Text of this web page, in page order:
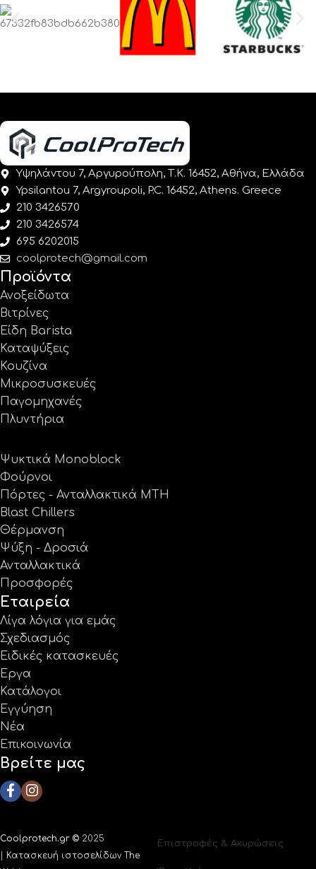
Υψηλάντου 7, Αργυρούπολη, Τ.Κ. 16452, Αθήνα, Ελλάδα
Ypsilantou 7, Argyroupoli, P.C. 16452, Athens. Greece
210 3426570
210 3426574
695 6202015
coolprotech@gmail.com
Προϊόντα
Ανοξείδωτα
Βιτρίνες
Είδη Barista
Καταψύξεις
Κουζίνα
Μικροσυσκευές
Παγομηχανές
Πλυντήρια
Ψυκτικά Monoblock
Φούρνοι
Πόρτες - Ανταλλακτικά MTH
Blast Chillers
Θέρμανση
Ψύξη - Δροσιά
Ανταλλακτικά
Προσφορές
Εταιρεία
Λίγα λόγια για εμάς
Σχεδιασμός
Ειδικές κατασκευές
Έργα
Κατάλογοι
Εγγύηση
Νέα
Επικοινωνία
Βρείτε μας
Coolprotech.gr © 2025
Κατασκευή ιστοσελίδων The
Επιστροφές & Ακυρώσεις